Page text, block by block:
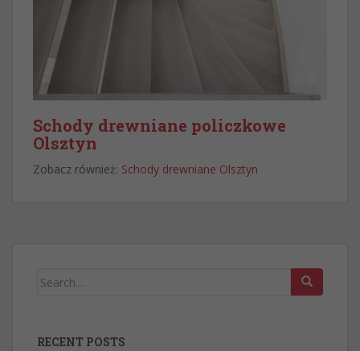
Schody drewniane policzkowe
Olsztyn
Zobacz również: Schody drewniane Olsztyn
Search
RECENT POSTS